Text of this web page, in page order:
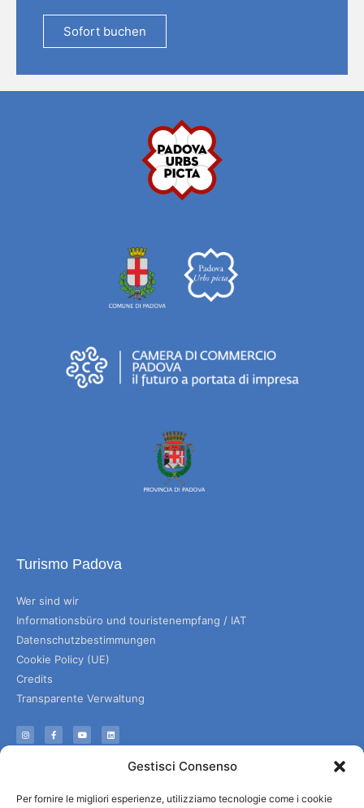
Gestisci Consenso
Per fornire le migliori esperienze, utilizziamo tecnologie come i cookie
Sofort buchen
Turismo Padova
Wer sind wir
Informationsbüro und touristenempfang / IAT
Datenschutzbestimmungen
Cookie Policy (UE)
Credits
Transparente Verwaltung
Informationen